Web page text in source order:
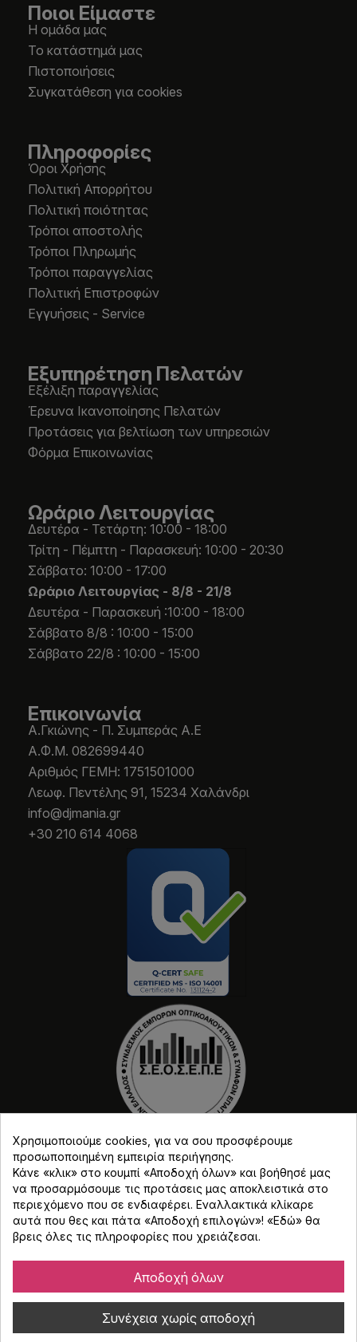
Ποιοι Είμαστε
Η ομάδα μας
Το κατάστημά μας
Πιστοποιήσεις
Συγκατάθεση για cookies
Πληροφορίες
Όροι Χρήσης
Πολιτική Απορρήτου
Πολιτική ποιότητας
Τρόποι αποστολής
Τρόποι Πληρωμής
Τρόποι παραγγελίας
Πολιτική Επιστροφών
Εγγυήσεις - Service
Εξυπηρέτηση Πελατών
Εξέλιξη παραγγελίας
Έρευνα Ικανοποίησης Πελατών
Προτάσεις για βελτίωση των υπηρεσιών
Φόρμα Επικοινωνίας
Ωράριο Λειτουργίας
Δευτέρα - Τετάρτη: 10:00 - 18:00
Τρίτη - Πέμπτη - Παρασκευή: 10:00 - 20:30
Σάββατο: 10:00 - 17:00
Ωράριο Λειτουργίας - 8/8 - 21/8
Δευτέρα - Παρασκευή :10:00 - 18:00
Σάββατο 8/8 : 10:00 - 15:00
Σάββατο 22/8 : 10:00 - 15:00
Επικοινωνία
Α.Γκιώνης - Π. Συμπεράς Α.Ε
Α.Φ.Μ. 082699440
Aριθμός ΓΕΜΗ: 1751501000
Λεωφ. Πεντέλης 91, 15234 Χαλάνδρι
info@djmania.gr
+30 210 614 4068
Copyright © Djmania 2026 / Οι τιμές περιλαμβάνουν
Χρησιμοποιούμε cookies, για να σου προσφέρουμε
προσωποποιημένη εμπειρία περιήγησης.
Κάνε «κλικ» στο κουμπί «Αποδοχή όλων» και βοήθησέ μας
να προσαρμόσουμε τις προτάσεις μας αποκλειστικά στο
περιεχόμενο που σε ενδιαφέρει. Εναλλακτικά κλίκαρε
αυτά που θες και πάτα «Αποδοχή επιλογών»! «Εδώ» θα
βρεις όλες τις πληροφορίες που χρειάζεσαι.
Αποδοχή όλων
Συνέχεια χωρίς αποδοχή